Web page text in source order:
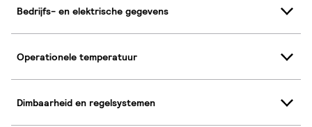
Bedrijfs- en elektrische gegevens
Operationele temperatuur
Dimbaarheid en regelsystemen